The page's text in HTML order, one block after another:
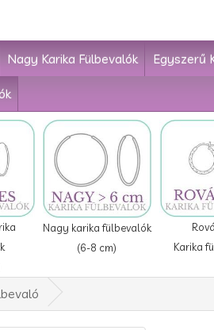
Nagy Karika Fülbevalók Egyszerű
Nagy karika fülbevalók
(6-8 cm)
Karika